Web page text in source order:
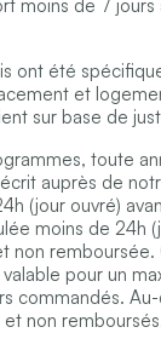
moins de 7
ont été
et
sur base de
toute
auprès de
(jour ouvré)
moins de 24h
non
pour un
commandés.
non